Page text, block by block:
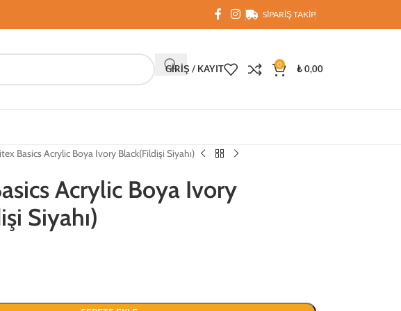
SIPARIŞ TAKIP
GIRIŞ / KAYIT 0 ₺0,00
Basics Acrylic Boya Ivory Black(Fildişi Siyahı)
Acrylic Boya Ivory
Siyahı)